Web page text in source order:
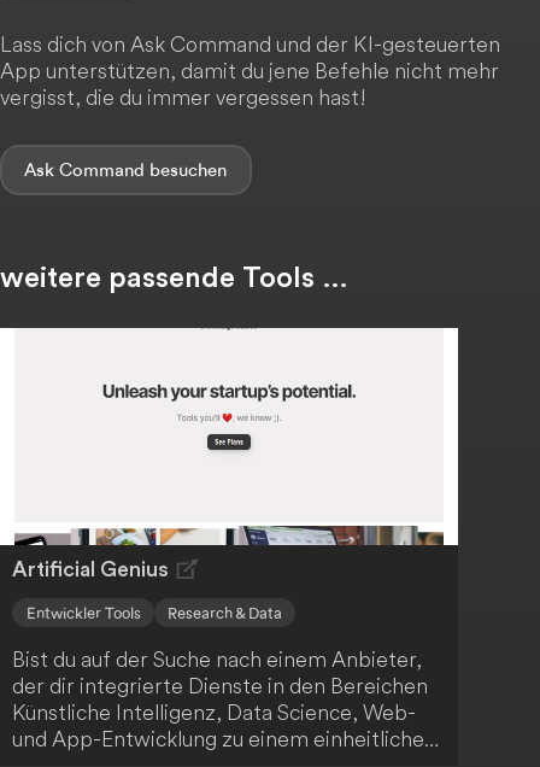
Lass dich von Ask Command und der KI-gesteuerten
App unterstützen, damit du jene Befehle nicht mehr
vergisst, die du immer vergessen hast!
Ask Command
weitere passende Tools …
Artificial Genius
Entwickler Tools Research & Data
Bist du auf der Suche nach einem Anbieter,
der dir integrierte Dienste in den Bereichen
Künstliche Intelligenz, Data Science, Web-
und App-Entwicklung zu einem einheitlichen